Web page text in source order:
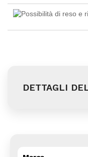
DETTAGLI